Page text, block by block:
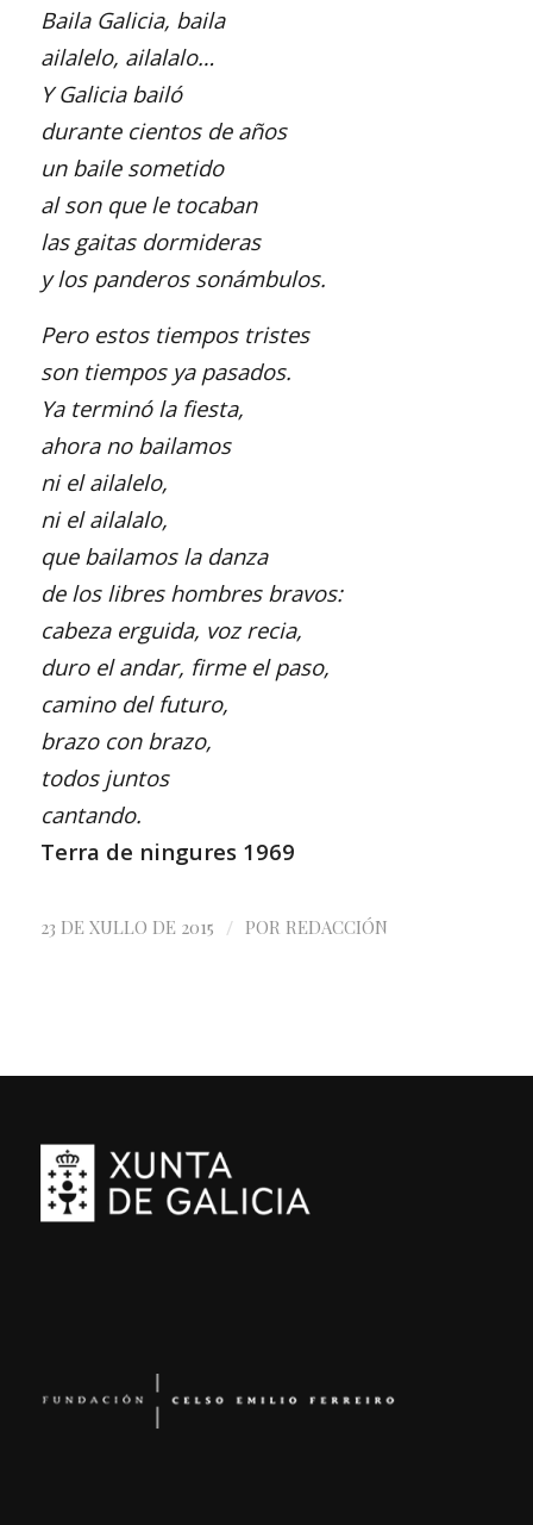
Baila Galicia, baila
ailalelo, ailalalo…
Y Galicia bailó
durante cientos de años
un baile sometido
al son que le tocaban
las gaitas dormideras
y los panderos sonámbulos.
Pero estos tiempos tristes
son tiempos ya pasados.
Ya terminó la fiesta,
ahora no bailamos
ni el ailalelo,
ni el ailalalo,
que bailamos la danza
de los libres hombres bravos:
cabeza erguida, voz recia,
duro el andar, firme el paso,
camino del futuro,
brazo con brazo,
todos juntos
cantando.
Terra de ningures 1969
23 DE XULLO DE 2015 / POR REDACCIÓN